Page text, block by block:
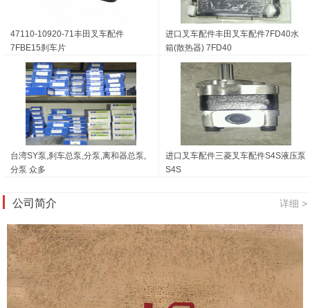
47110-10920-71丰田叉车配件
7FBE15刹车片
进口叉车配件丰田叉车配件7FD40水
箱(散热器) 7FD40
台湾SY泵,刹车总泵,分泵,离和器总泵,
分泵 众多
进口叉车配件三菱叉车配件S4S液压泵
S4S
公司简介 详细 >